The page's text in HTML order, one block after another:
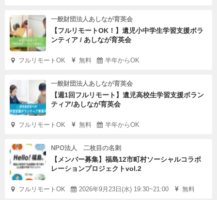
一般財団法人あしなが育英会
【フルリモートOK！】遺児小中学生学習支援ボラ
ンティア / あしなが育英会
フルリモートOK 無料 半年からOK
一般財団法人あしなが育英会
【週1回フルリモート】遺児高校生学習支援ボラン
ティア/あしなが育英会
フルリモートOK 無料 半年からOK
NPO法人 二枚目の名刺
【メンバー募集】福島12市町村ソーシャルコラボ
レーションプロジェクトvol.2
フルリモートOK 2026年9月23日(水) 19:30~21:00 無料